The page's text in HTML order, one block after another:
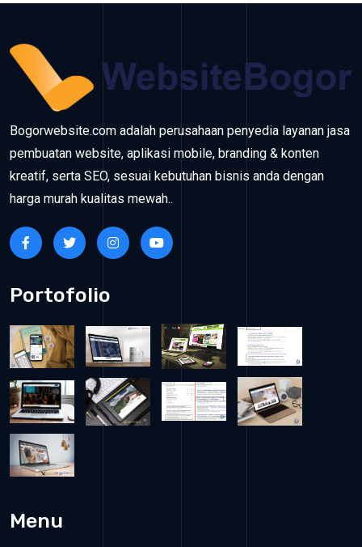
Bogorwebsite.com adalah perusahaan penyedia layanan jasa
pembuatan website, aplikasi mobile, branding & konten
kreatif, serta SEO, sesuai kebutuhan bisnis anda dengan
harga murah kualitas mewah..
Portofolio
Menu